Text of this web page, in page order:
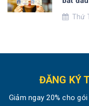
Thứ
ĐĂNG KÝ
Giảm ngay 20% cho